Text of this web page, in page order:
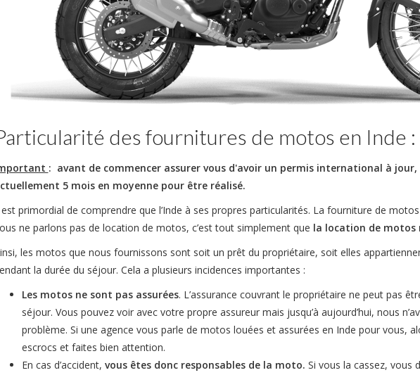
des fournitures de motos en Inde :
: avant de commencer assurer vous d'avoir un permis international à
5 mois en moyenne pour être réalisé.
est primordial de comprendre que l’Inde à ses propres particularités. La fourniture de
ne parlons pas de location de motos, c’est tout simplement que la location de motos
les motos que nous fournissons sont soit un prêt du propriétaire, soit elles
la durée du séjour. Cela a plusieurs incidences importantes :
Les motos ne sont pas assurées. L’assurance couvrant le propriétaire ne peut pas
séjour. Vous pouvez voir avec votre propre assureur mais jusqu’à aujourd’hui, nous
problème. Si une agence vous parle de motos louées et assurées en Inde pour vous,
escrocs et faites bien attention.
En cas d’accident, vous êtes donc responsables de la moto. Si vous la cassez, vous